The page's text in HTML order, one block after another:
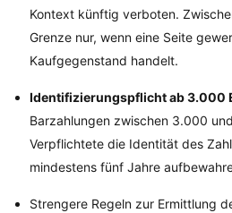
Kontext künftig verboten.
Grenze nur, wenn eine Seite
Kaufgegenstand handelt.
Identifizierungspflicht ab 3.000
Barzahlungen zwischen 3.000
Verpflichtete die Identität des
mindestens fünf Jahre
Strengere Regeln zur Ermittlung